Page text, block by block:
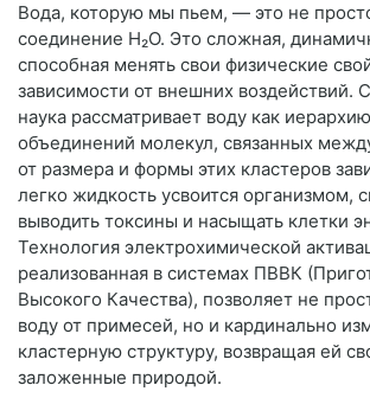
Вода, которую мы пьем, — это не
соединение H₂O. Это сложная,
способная менять свои физические
зависимости от внешних воздействий.
наука рассматривает воду как
объединений молекул, связанных
от размера и формы этих кластеров
легко жидкость усвоится организмом,
выводить токсины и насыщать клетки
Технология электрохимической
реализованная в системах ПВВК
Высокого Качества), позволяет не
воду от примесей, но и кардинально
кластерную структуру, возвращая ей
заложенные природой.